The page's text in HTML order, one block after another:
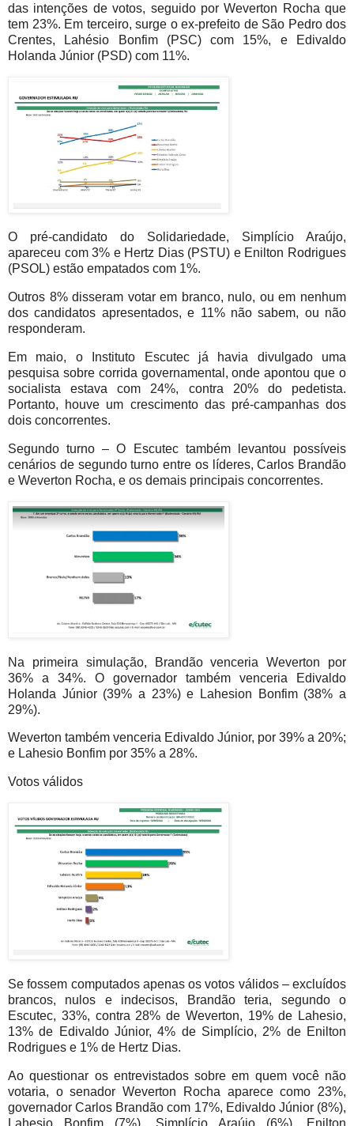
das intenções de votos, seguido por Weverton Rocha que
tem 23%. Em terceiro, surge o ex-prefeito de São Pedro dos
Crentes, Lahésio Bonfim (PSC) com 15%, e Edivaldo
Holanda Júnior (PSD) com 11%.
O pré-candidato do Solidariedade, Simplício Araújo,
apareceu com 3% e Hertz Dias (PSTU) e Enilton Rodrigues
(PSOL) estão empatados com 1%.
Outros 8% disseram votar em branco, nulo, ou em nenhum
dos candidatos apresentados, e 11% não sabem, ou não
responderam.
Em maio, o Instituto Escutec já havia divulgado uma
pesquisa sobre corrida governamental, onde apontou que o
socialista estava com 24%, contra 20% do pedetista.
Portanto, houve um crescimento das pré-campanhas dos
dois concorrentes.
Segundo turno – O Escutec também levantou possíveis
cenários de segundo turno entre os líderes, Carlos Brandão
e Weverton Rocha, e os demais principais concorrentes.
Na primeira simulação, Brandão venceria Weverton por
36% a 34%. O governador também venceria Edivaldo
Holanda Júnior (39% a 23%) e Lahesion Bonfim (38% a
29%).
Weverton também venceria Edivaldo Júnior, por 39% a 20%;
e Lahesio Bonfim por 35% a 28%.
Votos válidos
Se fossem computados apenas os votos válidos – excluídos
brancos, nulos e indecisos, Brandão teria, segundo o
Escutec, 33%, contra 28% de Weverton, 19% de Lahesio,
13% de Edivaldo Júnior, 4% de Simplício, 2% de Enilton
Rodrigues e 1% de Hertz Dias.
Ao questionar os entrevistados sobre em quem você não
votaria, o senador Weverton Rocha aparece como 23%,
governador Carlos Brandão com 17%, Edivaldo Júnior (8%),
Lahesio Bonfim (7%), Simplício Araújo (6%), Enilton